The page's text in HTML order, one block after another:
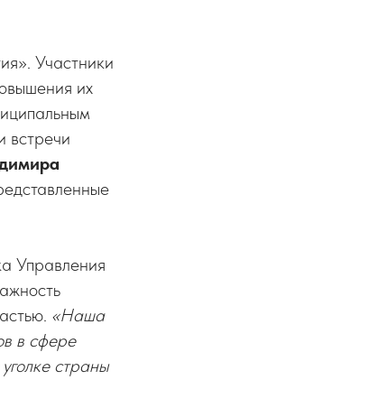
Участники
их
встречи
Управления
«Наша
в сфере
страны